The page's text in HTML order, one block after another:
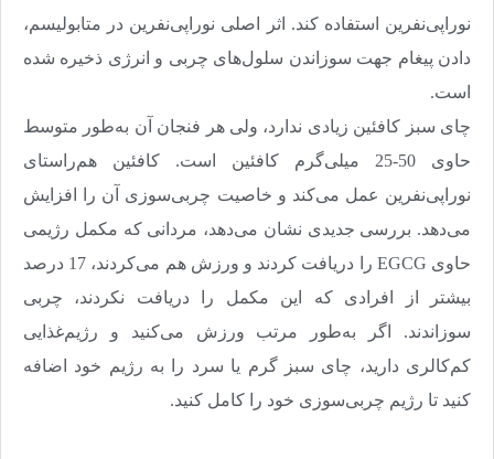
نوراپی‌نفرین استفاده کند. اثر اصلی نوراپی‌نفرین در متابولیسم،
دادن پیغام جهت سوزاندن سلول‌های چربی و انرژی ذخیره شده
است.
چای سبز کافئین زیادی ندارد، ولی هر فنجان آن به‌طور متوسط
حاوی 50-25 میلی‌گرم کافئین است. کافئین هم‌راستای
نوراپی‌نفرین عمل می‌کند و خاصیت چربی‌سوزی آن را افزایش
می‌دهد. بررسی جدیدی نشان می‌دهد، مردانی که مکمل رژیمی
حاوی EGCG
را دریافت کردند و ورزش هم می‌کردند، 17 درصد
بیشتر از افرادی که این مکمل را دریافت نکردند، چربی
سوزاندند. اگر به‌طور مرتب ورزش می‌کنید و رژیم‌غذایی
کم‌کالری دارید، چای سبز گرم یا سرد را به رژیم خود اضافه
کنید تا رژیم چربی‌سوزی خود را کامل کنید.